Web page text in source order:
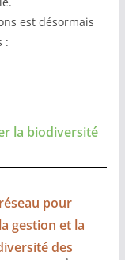
est désormais
:
la biodiversité
pour
gestion et la
des